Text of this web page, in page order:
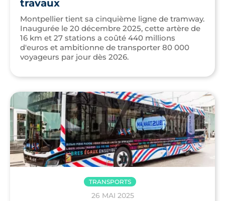
travaux
Montpellier tient sa cinquième ligne de tramway.
Inaugurée le 20 décembre 2025, cette artère de
16 km et 27 stations a coûté 440 millions
d'euros et ambitionne de transporter 80 000
voyageurs par jour dès 2026.
TRANSPORTS
26 MAI 2025